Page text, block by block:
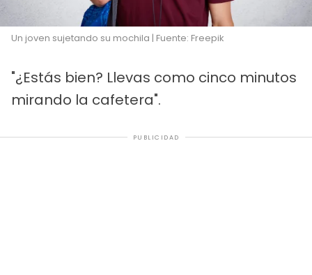
Un joven sujetando su mochila | Fuente: Freepik
"¿Estás bien? Llevas como cinco minutos
mirando la cafetera".
PUBLICIDAD